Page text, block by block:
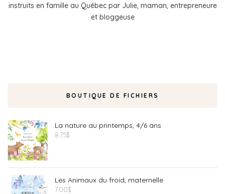
instruits en famille au Québec par Julie, maman, entrepreneure
et bloggeuse
BOUTIQUE DE FICHIERS
La nature au printemps, 4/6 ans
8.75$
Les Animaux du froid, maternelle
7.00$